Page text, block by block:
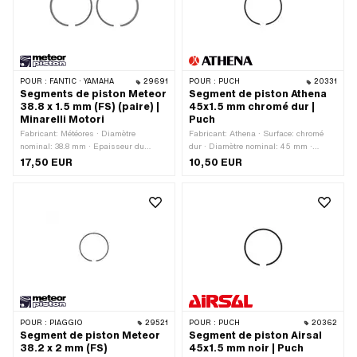
POUR : FANTIC · YAMAHA 29691
Segments de piston Meteor
38.8 x 1.5 mm (FS) (paire) |
Minarelli Motori
Fabricant: Météores · Diamètre
nominal: 38.8 mm · Epaisseur du
segment de piston: 1.6 mm · Moule à
17,50 EUR
POUR : PUCH 20331
Segment de piston Athena
45x1.5 mm chromé dur |
Puch
Fabricant: Athena · Surface: chromé
dur · Diamètre nominal: 45 mm ·
Epaisseur du segment de piston: 1.8
segment de piston: protection intérieure
10,50 EUR
POUR : PIAGGIO 29521
Segment de piston Meteor
38.2 x 2 mm (FS)
POUR : PUCH 20362
Segment de piston Airsal
45x1.5 mm noir | Puch